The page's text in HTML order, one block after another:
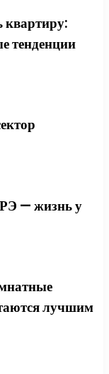
квартиру:
тенденции
— жизнь у
лучшим